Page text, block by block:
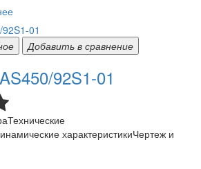
Добавить в сравнение
92S1-01
характеристикиЧертеж и